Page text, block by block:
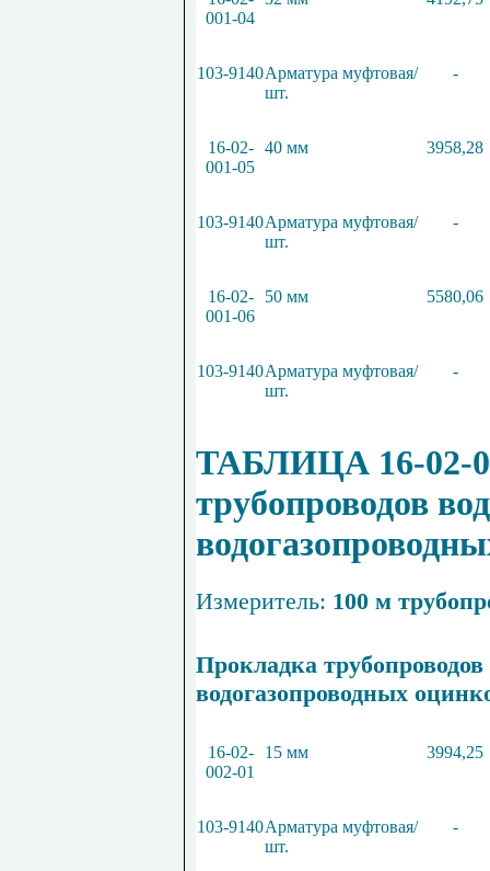
001-04
103-9140Арматура муфтовая/
шт.
-
16-02-
001-05
40 мм 3958,28
103-9140Арматура муфтовая/
шт.
-
16-02-
001-06
50 мм 5580,06
103-9140Арматура муфтовая/
шт.
-
ТАБЛИЦА 16-02-
трубопроводов
Измеритель: 100 м
Прокладка
водогазопроводных
16-02-
002-01
15 мм 3994,25
103-9140Арматура муфтовая/
шт.
-